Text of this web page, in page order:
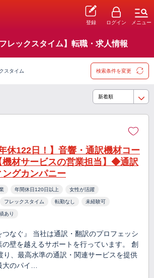
登録 ログイン メニュー
レックスタイム】転職・求人情報
スタイム 検索条件を変更
休122日！】音響・通訳機材コー
機材サービスの営業担当】◆通訳
グカンパニー
年間休日120日以上 女性が活躍
フレックスタイム 転勤なし 未経験可
あり
つなぐ』 当社は通訳・翻訳のプロフェッシ
の壁を越えるサポートを行っています。 創
り、最高水準の通訳・関連サービスを提供
大のパイ…